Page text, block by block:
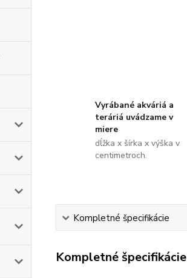
Vyrábané akváriá a
teráriá uvádzame v
miere
dĺžka x šírka x výška v
centimetroch.
Kompletné špecifikácie
Kompletné špecifikácie